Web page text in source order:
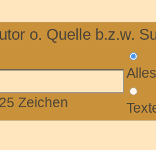
o. Quelle b.z.w.
Zeichen
Alles